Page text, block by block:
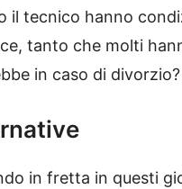
il tecnico hanno
tanto che molti
in caso di divorzio?
in fretta in questi